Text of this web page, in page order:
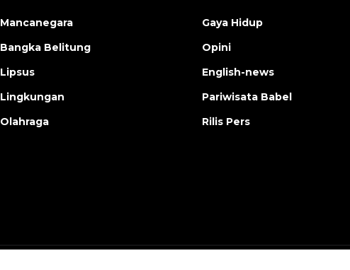
Mancanegara
Bangka Belitung
Lipsus
Lingkungan
Olahraga
Gaya Hidup
Opini
English-news
Pariwisata Babel
Rilis Pers